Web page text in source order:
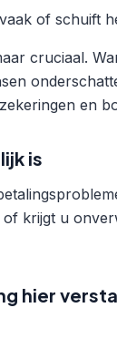
of schuift
cruciaal.
en
is
krijgt u
hier